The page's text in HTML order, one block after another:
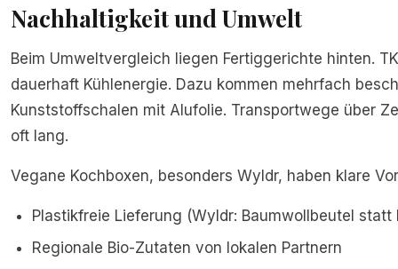
Nachhaltigkeit und Umwelt
Beim Umweltvergleich liegen Fertiggerichte hinten.
dauerhaft Kühlenergie. Dazu kommen mehrfach
Kunststoffschalen mit Alufolie. Transportwege über
oft lang.
Vegane Kochboxen, besonders Wyldr, haben klare
Plastikfreie Lieferung (Wyldr: Baumwollbeutel statt
Regionale Bio-Zutaten von lokalen Partnern